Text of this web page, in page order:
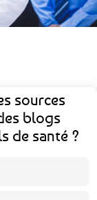
sources
blogs
de santé ?